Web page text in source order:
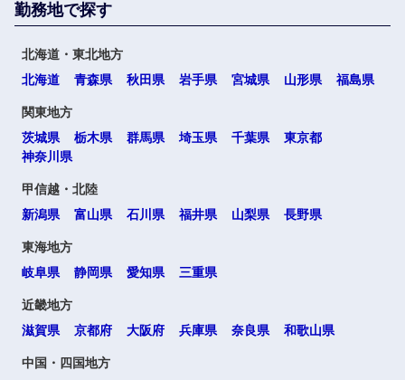
勤務地で探す
北海道・東北地方
北海道
青森県 秋田県 岩手県 宮城県 山形県 福島県
関東地方
茨城県
栃木県 群馬県 埼玉県 千葉県
東京都
神奈川県
甲信越・北陸
新潟県
富山県 石川県 福井県 山梨県 長野県
東海地方
岐阜県
静岡県 愛知県 三重県
近畿地方
滋賀県
京都府 大阪府 兵庫県 奈良県 和歌山県
中国・四国地方